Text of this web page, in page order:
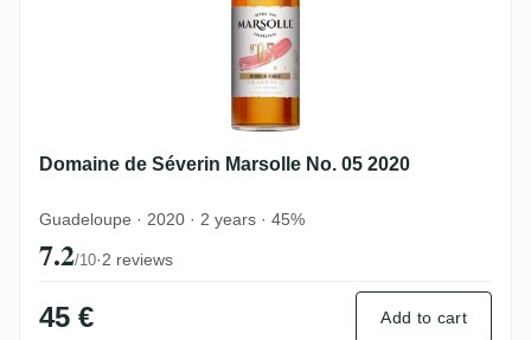
Domaine de Séverin Marsolle No. 05 2020
Guadeloupe · 2020 · 2 years · 45%
7.2/10·2 reviews
45 € Add to cart